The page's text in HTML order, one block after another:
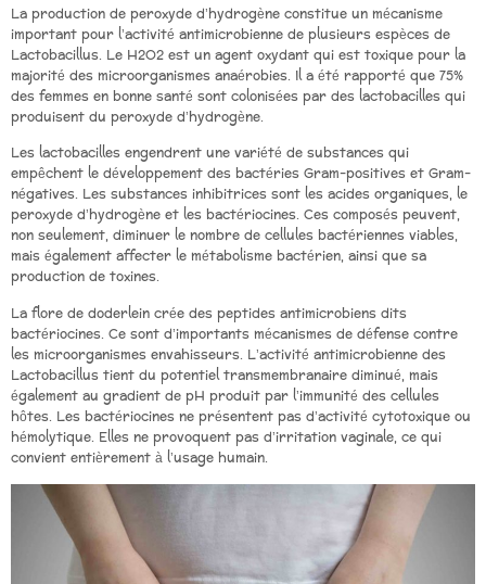
La production de peroxyde d’hydrogène constitue un mécanisme
important pour l’activité antimicrobienne de plusieurs espèces de
Lactobacillus. Le H2O2 est un agent oxydant qui est toxique pour la
majorité des microorganismes anaérobies. Il a été rapporté que 75%
des femmes en bonne santé sont colonisées par des lactobacilles qui
produisent du peroxyde d’hydrogène.
Les lactobacilles engendrent une variété de substances qui
empêchent le développement des bactéries Gram-positives et Gram-
négatives. Les substances inhibitrices sont les acides organiques, le
peroxyde d’hydrogène et les bactériocines. Ces composés peuvent,
non seulement, diminuer le nombre de cellules bactériennes viables,
mais également affecter le métabolisme bactérien, ainsi que sa
production de toxines.
La flore de doderlein crée des peptides antimicrobiens dits
bactériocines. Ce sont d’importants mécanismes de défense contre
les microorganismes envahisseurs. L’activité antimicrobienne des
Lactobacillus tient du potentiel transmembranaire diminué, mais
également au gradient de pH produit par l’immunité des cellules
hôtes. Les bactériocines ne présentent pas d’activité cytotoxique ou
hémolytique. Elles ne provoquent pas d’irritation vaginale, ce qui
convient entièrement à l’usage humain.